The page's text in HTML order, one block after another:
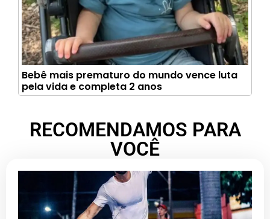
Bebê mais prematuro do mundo vence luta
pela vida e completa 2 anos
RECOMENDAMOS PARA
VOCÊ